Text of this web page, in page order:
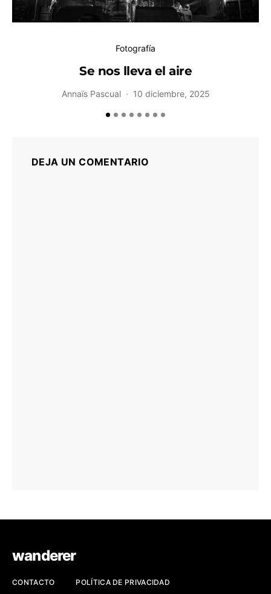
Fotografía
Se nos lleva el aire
Annaïs Pascual 10 diciembre, 2025
DEJA UN COMENTARIO
wanderer
CONTACTO POLÍTICA DE PRIVACIDAD